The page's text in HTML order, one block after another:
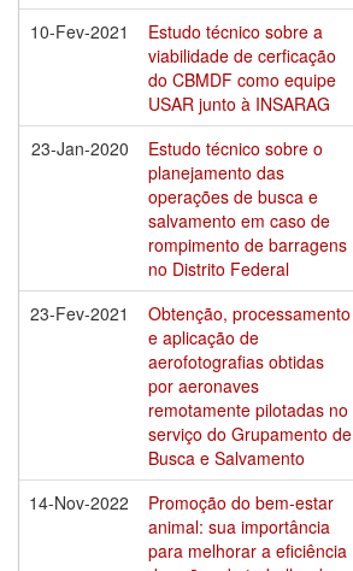
10-Fev-2021
Estudo técnico sobre a
viabilidade de cerficação
do CBMDF como equipe
USAR junto à INSARAG
23-Jan-2020
Estudo técnico sobre o
planejamento das
operações de busca e
salvamento em caso de
rompimento de barragens
no Distrito Federal
23-Fev-2021
Obtenção, processamento
e aplicação de
aerofotografias obtidas
por aeronaves
remotamente pilotadas no
serviço do Grupamento de
Busca e Salvamento
14-Nov-2022
Promoção do bem-estar
animal: sua importância
para melhorar a eficiência